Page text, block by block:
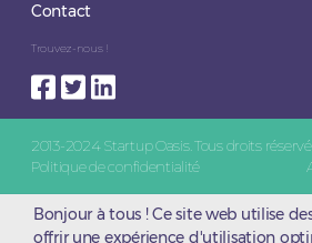
Contact
Trouvez-nous !
2013-2024 Startup Oasis. Tous droits
Politique de confidentialité
Bonjour à tous ! Ce site web utilise
offrir une expérience d'utilisation